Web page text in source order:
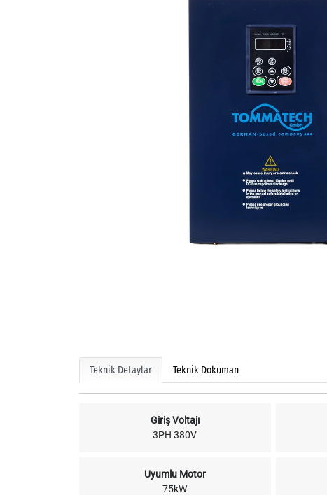
Teknik Detaylar Teknik Doküman
Giriş Voltajı
3PH 380V
Uyumlu Motor
75kW